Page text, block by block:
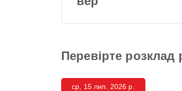
Перевірте розклад
ср, 15 лип. 2026 р.